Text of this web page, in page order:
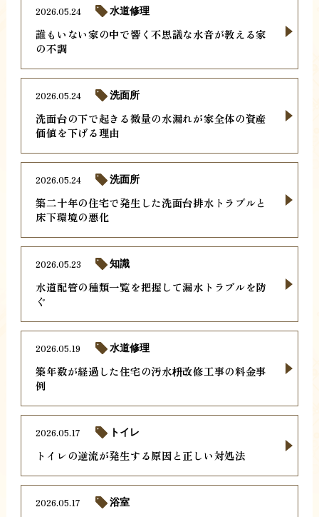
誰もいない家の中で響く不思議な水音が教える家
の不調
2026.05.24 水道修理
洗面台の下で起きる微量の水漏れが家全体の資産
価値を下げる理由
2026.05.24 洗面所
築二十年の住宅で発生した洗面台排水トラブルと
床下環境の悪化
2026.05.24 洗面所
水道配管の種類一覧を把握して漏水トラブルを防
ぐ
2026.05.23 知識
築年数が経過した住宅の汚水枡改修工事の料金事
例
2026.05.19 水道修理
トイレの逆流が発生する原因と正しい対処法
2026.05.17 トイレ
2026.05.17 浴室